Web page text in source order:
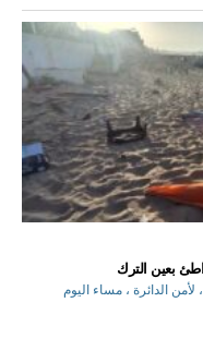
لأمن الدائرة ، مساء اليوم